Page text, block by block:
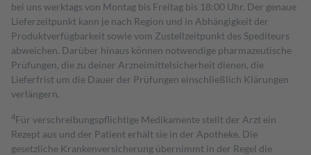
bei uns werktags von Montag bis Freitag bis 18:00 Uhr. Der genaue
Lieferzeitpunkt kann je nach Region und in Abhängigkeit der
Produktverfügbarkeit sowie vom Zustellzeitpunkt des Spediteurs
abweichen. Darüber hinaus können notwendige pharmazeutische
Prüfungen, die zu deiner Arzneimittelsicherheit dienen, die
Lieferfrist um die Dauer der Prüfungen einschließlich Klärungen
verlängern.
4Für verschreibungspflichtige Medikamente stellt der Arzt ein
Rezept aus und der Patient erhält sie in der Apotheke. Die
gesetzliche Krankenversicherung übernimmt in der Regel die